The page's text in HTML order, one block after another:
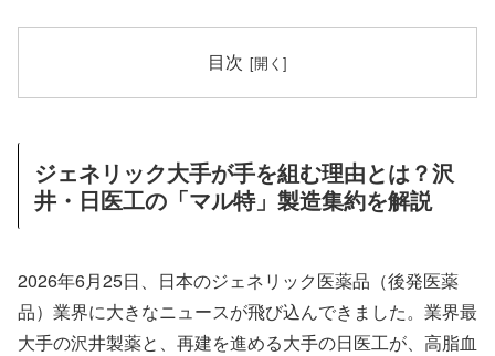
目次
ジェネリック大手が手を組む理由とは？沢
井・日医工の「マル特」製造集約を解説
2026年6月25日、日本のジェネリック医薬品（後発医薬
品）業界に大きなニュースが飛び込んできました。業界最
大手の沢井製薬と、再建を進める大手の日医工が、高脂血